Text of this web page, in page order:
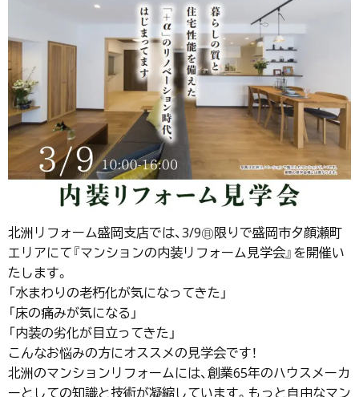
北洲リフォーム盛岡支店では、3/9㊐限りで盛岡市夕顔瀬町
エリアにて『マンションの内装リフォーム見学会』を開催い
たします。
「水まわりの老朽化が気になってきた」
「床の痛みが気になる」
「内装の劣化が目立ってきた」
こんなお悩みの方にオススメの見学会です！
北洲のマンションリフォームには、創業65年のハウスメーカ
ーとしての知識と技術が凝縮しています。もっと自由なマン